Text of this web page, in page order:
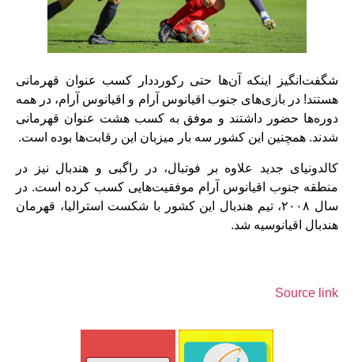
شگفت‌انگیز اینکه آن‌ها حتی رکورددار کسب عنوان قهرمانی
هستند! در بازی‌های جنوب اقیانوس آرام و اقیانوس آرام، در همه
دوره‌ها حضور داشتند و موفق به کسب هشت عنوان قهرمانی
شدند. همچنین این کشور سه بار میزبان این رقابت‌ها بوده است.
کالدونیای جدید علاوه بر فوتبال، در راگبی و هندبال نیز در
منطقه جنوب اقیانوس آرام موفقیت‌هایی کسب کرده است. در
سال ۲۰۰۸، تیم هندبال این کشور با شکست استرالیا، قهرمان
هندبال اقیانوسیه شد.
Source link